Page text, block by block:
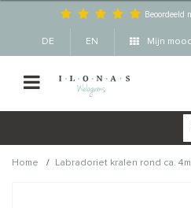
Beoordeeld
DE EN Mijn
Home / Labradoriet kralen rond ca.